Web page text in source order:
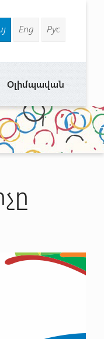
Eng Рус
Օլիմպավան